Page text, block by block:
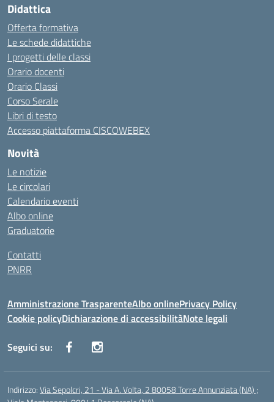
Didattica
Offerta formativa
Le schede didattiche
I progetti delle classi
Orario docenti
Orario Classi
Corso Serale
Libri di testo
Accesso piattaforma CISCOWEBEX
Novità
Le notizie
Le circolari
Calendario eventi
Albo online
Graduatorie
Contatti
PNRR
Amministrazione TrasparenteAlbo onlinePrivacy Policy
Cookie policyDichiarazione di accessibilitàNote legali
Seguici su:
Indirizzo:Via Sepolcri, 21 - Via A. Volta, 2 80058 Torre Annunziata (NA) ;